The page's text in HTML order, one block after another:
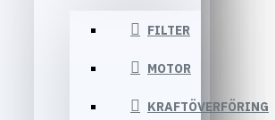
FILTER
MOTOR
KRAFTÖVERFÖRING